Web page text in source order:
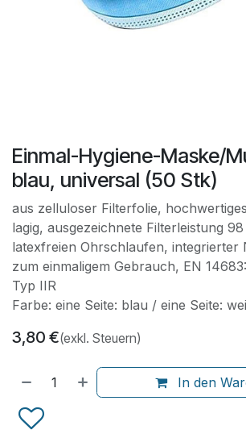
​​​​​Einmal-Hygiene-Maske/
blau, universal (50 Stk)
aus zelluloser Filterfolie,
lagig, ausgezeichnete Filterleistung
latexfreien Ohrschlaufen, integrierter
zum einmaligem Gebrauch, EN
Typ IIR
Farbe: eine Seite: blau / eine Seite:
3,80 €(exkl. Steuern)
In den